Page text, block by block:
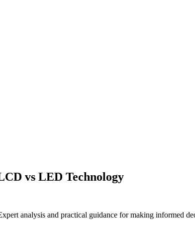
vs LED Technology
analysis and practical guidance for making informed